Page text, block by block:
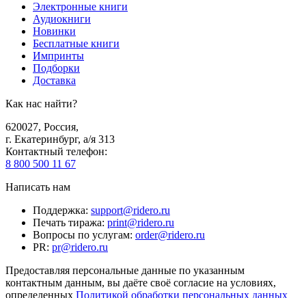
Электронные книги
Аудиокниги
Новинки
Бесплатные книги
Импринты
Подборки
Доставка
Как нас найти?
620027, Россия,
г. Екатеринбург, а/я 313
Контактный телефон:
8 800 500 11 67
Написать нам
Поддержка: support@ridero.ru
Печать тиража: print@ridero.ru
Вопросы по услугам: order@ridero.ru
PR: pr@ridero.ru
Предоставляя персональные данные по указанным
контактным данным, вы даёте своё согласие на условиях,
определенных Политикой обработки персональных данных